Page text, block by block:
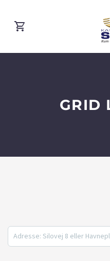
GRID